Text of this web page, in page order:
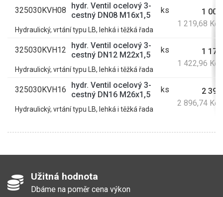
325030KVH08
hydr. Ventil ocelový 3-
cestný DN08 M16x1,5
ks
1
1 219,68 Kč
Hydraulický, vrtání typu LB, lehká i těžká řada
325030KVH12
hydr. Ventil ocelový 3-
cestný DN12 M22x1,5
ks
1
1 422,96 Kč
Hydraulický, vrtání typu LB, lehká i těžká řada
325030KVH16
hydr. Ventil ocelový 3-
cestný DN16 M26x1,5
ks
2
2 896,74 Kč
Hydraulický, vrtání typu LB, lehká i těžká řada
Užitná hodnota
Dbáme na poměr cena výkon